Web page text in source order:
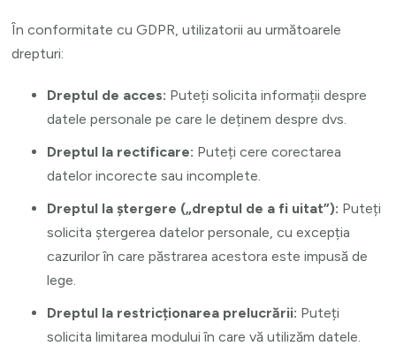
În conformitate cu GDPR, utilizatorii au următoarele
drepturi:
Dreptul de acces: Puteți solicita informații despre
datele personale pe care le deținem despre dvs.
Dreptul la rectificare: Puteți cere corectarea
datelor incorecte sau incomplete.
Dreptul la ștergere („dreptul de a fi uitat”): Puteți
solicita ștergerea datelor personale, cu excepția
cazurilor în care păstrarea acestora este impusă de
lege.
Dreptul la restricționarea prelucrării: Puteți
solicita limitarea modului în care vă utilizăm datele.